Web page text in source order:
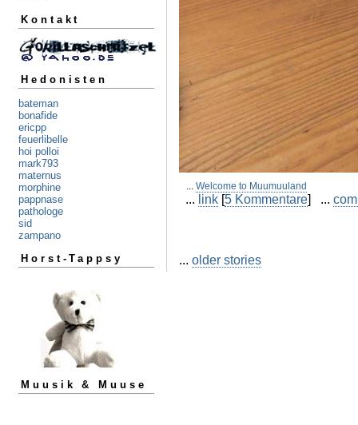
Kontakt
Hedonisten
bateman
bonafide
ericpp
feuerlibelle
hoi polloi
mark793
maternus
morphine
pappnase
pathologe
sid
zampano
Horst-Tappsy
Muusik & Muuse
... Welcome to Muumuuland
... link [5 Kommentare] ...
... older stories